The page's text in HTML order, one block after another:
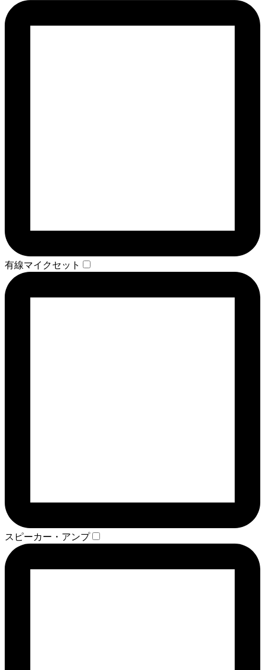
有線マイクセット
スピーカー・アンプ